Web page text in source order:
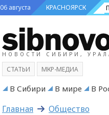
06 августа КРАСНОЯРСК
НОВОСТИ СИБИРИ,
СТАТЬИ МКР-МЕДИА
В Сибири В мире В
Главная Общество